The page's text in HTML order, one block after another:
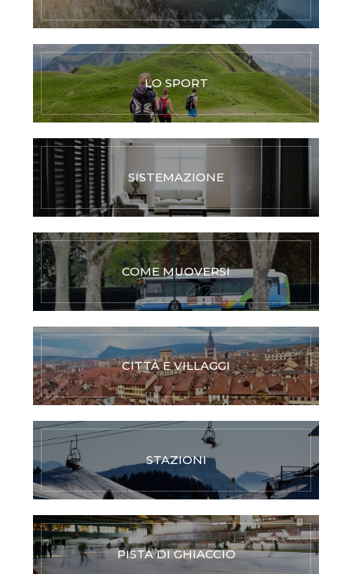
LO SPORT
SISTEMAZIONE
COME MUOVERSI
CITTÀ E VILLAGGI
STAZIONI
PISTA DI GHIACCIO